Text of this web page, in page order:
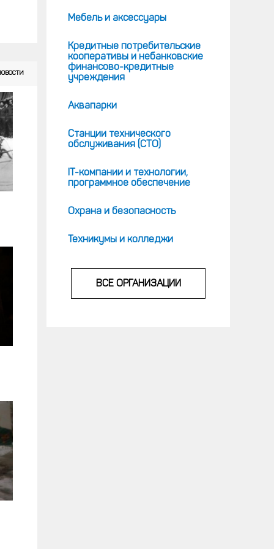
Мебель и аксессуары
Кредитные потребительские
кооперативы и небанковские
финансово-кредитные
учреждения
Аквапарки
Станции технического
обслуживания (СТО)
IT-компании и технологии,
программное обеспечение
Охрана и безопасность
Техникумы и колледжи
ВСЕ ОРГАНИЗАЦИИ